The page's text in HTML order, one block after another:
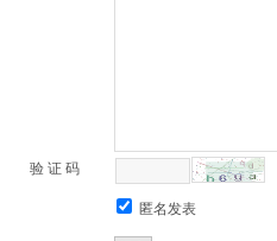
验 证 码
匿名发表